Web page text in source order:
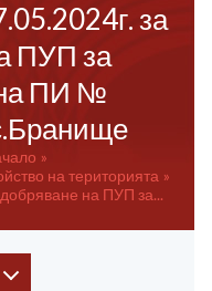
за
ПУП за
на ПИ №
на територията
на ПУП за...